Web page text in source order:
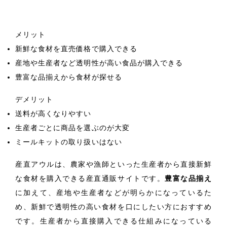
メリット
新鮮な食材を直売価格で購入できる
産地や生産者など透明性が高い食品が購入できる
豊富な品揃えから食材が探せる
デメリット
送料が高くなりやすい
生産者ごとに商品を選ぶのが大変
ミールキットの取り扱いはない
産直アウルは、農家や漁師といった生産者から直接新鮮
な食材を購入できる産直通販サイトです。 豊富な品揃え
に加えて、産地や生産者などが明らかになっているた
め、新鮮で透明性の高い食材を口にしたい方におすすめ
です。生産者から直接購入できる仕組みになっている